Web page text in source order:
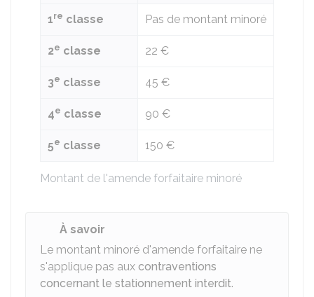
Montant de l'amende forfaitaire minoré
1re classe Pas de montant minoré
2e classe 22 €
3e classe 45 €
4e classe 90 €
5e classe 150 €
À savoir
Le montant minoré d'amende forfaitaire ne
s'applique pas aux contraventions
concernant le stationnement interdit.